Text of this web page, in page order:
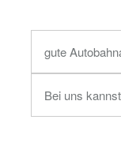
gute
Bei uns